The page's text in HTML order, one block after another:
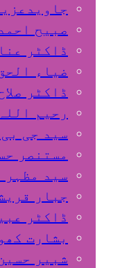
صبیح احمد
ڈاکٹر
ضیاء
ڈاکٹر
رحیم
سید جی بی
مستنصر
سید مظہر
جبار
ڈاکٹر
بشارت
شبیر